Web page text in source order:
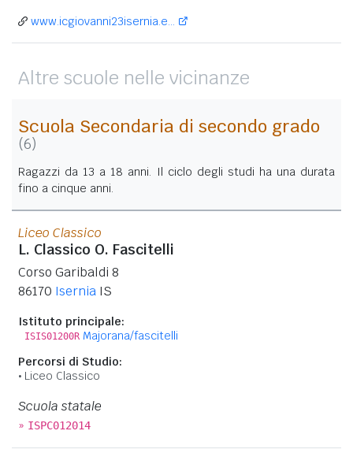
www.icgiovanni23isernia.e...
Altre scuole nelle vicinanze
Scuola Secondaria di secondo grado
(6)
Ragazzi da 13 a 18 anni. Il ciclo degli studi ha una durata
fino a cinque anni.
Liceo Classico
L. Classico O. Fascitelli
Corso Garibaldi 8
86170 Isernia IS
Istituto principale:
ISIS01200R Majorana/fascitelli
Percorsi di Studio:
Liceo Classico
Scuola statale
» ISPC012014